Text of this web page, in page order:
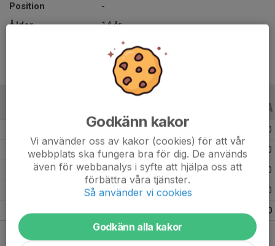
Position
-
Ålder
14 år
0
Säsongen 24/25 21 0 0
Säsongen 23/24 17 0
0
0
Godkänn kakor
Vi använder oss av kakor (cookies) för att vår
webbplats ska fungera bra för dig. De används
även för webbanalys i syfte att hjälpa oss att
förbättra våra tjänster.
Så använder vi cookies
Godkänn alla kakor